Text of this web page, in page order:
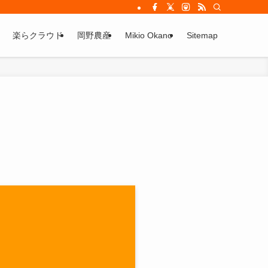
楽らクラウド 岡野農産 Mikio Okano Sitemap